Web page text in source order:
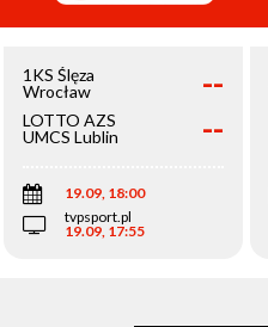
1KS Ślęza
Wrocław
--
LOTTO AZS
UMCS Lublin
--
19.09, 18:00
tvpsport.pl
19.09, 17:55